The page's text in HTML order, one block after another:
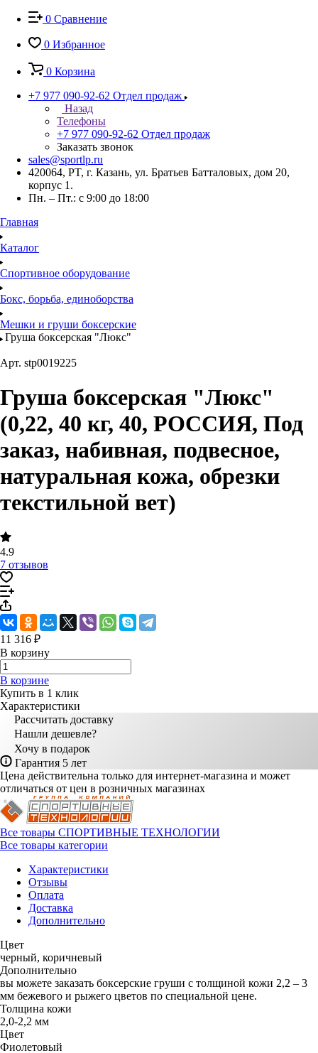
0 Сравнение
0 Избранное
0 Корзина
+7 977 090-92-62 Отдел продаж
Назад
Телефоны
+7 977 090-92-62 Отдел продаж
Заказать звонок
sales@sportlp.ru
420064, PT, г. Казань, ул. Братьев Батталовых, дом 20,
корпус 1.
Пн. – Пт.: с 9:00 до 18:00
Главная
Каталог
Спортивное оборудование
Бокс, борьба, единоборства
Мешки и груши боксерские
Груша боксерская "Люкс"
Арт. stp0019225
Груша боксерская "Люкс"
(0,22, 40 кг, 40, РОССИЯ, Под
заказ, набивная, подвесное,
натуральная кожа, обрезки
текстильной вет)
4.9
7 отзывов
11 316 ₽
В корзину
В корзине
Купить в 1 клик
Характеристики
Рассчитать доставку
Нашли дешевле?
Хочу в подарок
Гарантия 5 лет
Цена действительна только для интернет-магазина и может
отличаться от цен в розничных магазинах
Все товары СПОРТИВНЫЕ ТЕХНОЛОГИИ
Все товары категории
Характеристики
Отзывы
Оплата
Доставка
Дополнительно
Цвет
черный, коричневый
Дополнительно
вы можете заказать боксерские груши с толщиной кожи 2,2 – 3
мм бежевого и рыжего цветов по специальной цене.
Толщина кожи
2,0-2,2 мм
Цвет
Фиолетовый